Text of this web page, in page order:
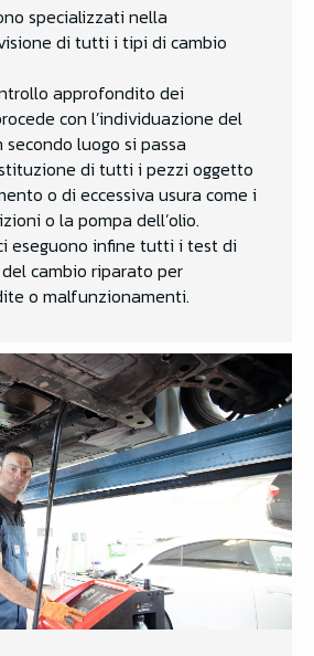
specializzati nella
di tutti i tipi di cambio
approfondito dei
con l’individuazione del
luogo si passa
di tutti i pezzi oggetto
o di eccessiva usura come i
o la pompa dell’olio.
eseguono infine tutti i test di
cambio riparato per
o malfunzionamenti.